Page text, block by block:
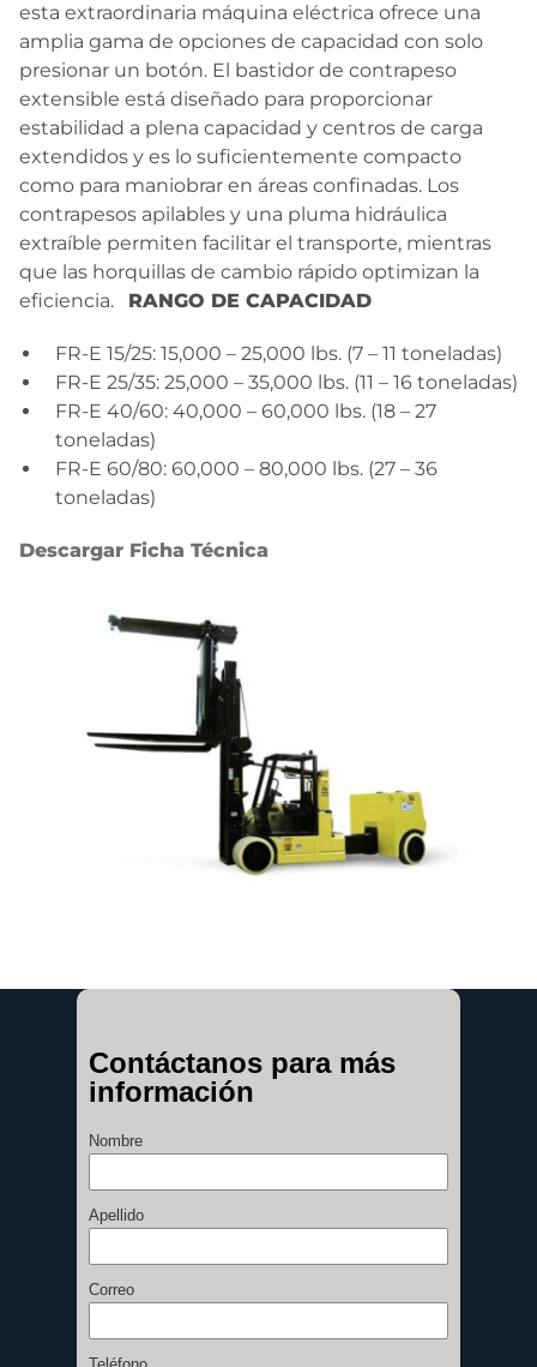
esta extraordinaria máquina eléctrica ofrece una
amplia gama de opciones de capacidad con solo
presionar un botón. El bastidor de contrapeso
extensible está diseñado para proporcionar
estabilidad a plena capacidad y centros de carga
extendidos y es lo suficientemente compacto
como para maniobrar en áreas confinadas. Los
contrapesos apilables y una pluma hidráulica
extraíble permiten facilitar el transporte, mientras
que las horquillas de cambio rápido optimizan la
eficiencia. RANGO DE CAPACIDAD
FR-E 15/25: 15,000 – 25,000 lbs. (7 – 11 toneladas)
FR-E 25/35: 25,000 – 35,000 lbs. (11 – 16 toneladas)
FR-E 40/60: 40,000 – 60,000 lbs. (18 – 27
toneladas)
FR-E 60/80: 60,000 – 80,000 lbs. (27 – 36
toneladas)
Descargar Ficha Técnica